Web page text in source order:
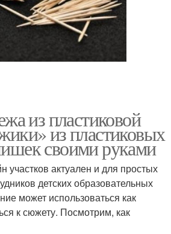
из пластиковой
из пластиковых
своими руками
актуален и для простых
детских образовательных
может использоваться как
к сюжету. Посмотрим, как